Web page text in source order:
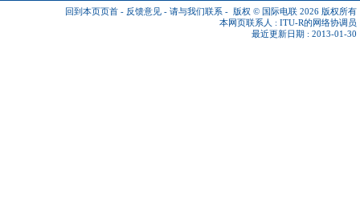
回到本页页首 - 反馈意见 - 请与我们联系 - 版权 © 国际电联 2026 版权所有
本网页联系人 : ITU-R的网络协调员
最近更新日期 : 2013-01-30